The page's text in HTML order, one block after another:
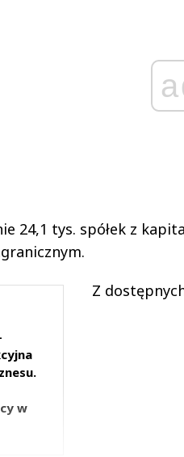
24,1 tys. spółek z
w
Z